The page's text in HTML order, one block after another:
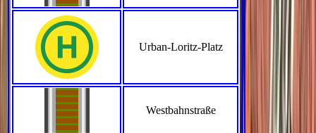
Urban-Loritz-Platz
Westbahnstraße